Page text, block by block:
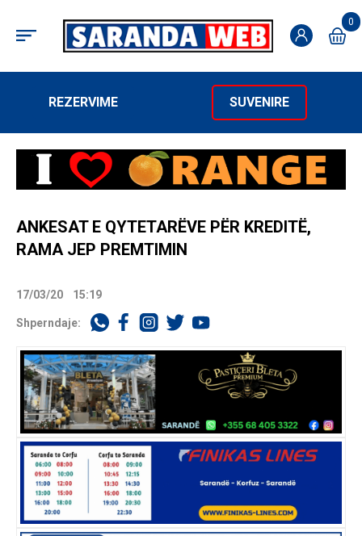
0
REZERVIME SUVENIRE
ANKESAT E QYTETARËVE PËR KREDITË,
RAMA JEP PREMTIMIN
17/03/20 15:19
Shperndaje: